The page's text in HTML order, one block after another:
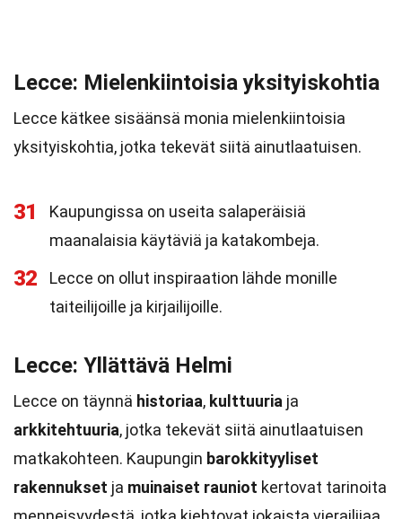
Lecce: Mielenkiintoisia yksityiskohtia
Lecce kätkee sisäänsä monia mielenkiintoisia
yksityiskohtia, jotka tekevät siitä ainutlaatuisen.
31
Kaupungissa on useita salaperäisiä
maanalaisia käytäviä ja katakombeja.
32
Lecce on ollut inspiraation lähde monille
taiteilijoille ja kirjailijoille.
Lecce: Yllättävä Helmi
Lecce on täynnä historiaa, kulttuuria ja
arkkitehtuuria, jotka tekevät siitä ainutlaatuisen
matkakohteen. Kaupungin barokkityyliset
rakennukset ja muinaiset rauniot kertovat tarinoita